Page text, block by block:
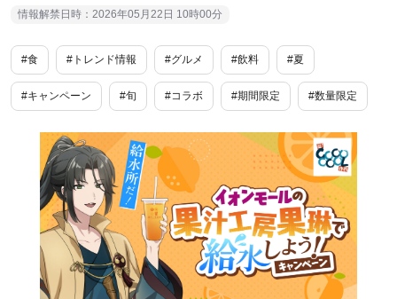
情報解禁日時：2026年05月22日 10時00分
#食 #トレンド情報 #グルメ #飲料 #夏
#キャンペーン #旬 #コラボ #期間限定 #数量限定